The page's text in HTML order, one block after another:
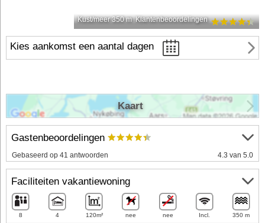
Kust/meer 350 m Klantenbeoordelingen
Kies aankomst een aantal dagen
Gastenbeoordelingen
Gebaseerd op 41 antwoorden 4.3 van 5.0
Faciliteiten vakantiewoning
8 4 120m² nee nee Incl. 350 m
Kaart